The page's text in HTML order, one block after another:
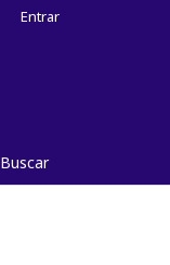
Buscar
Entrar